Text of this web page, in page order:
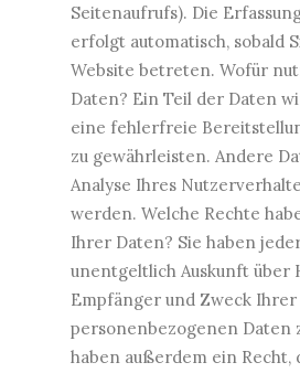
Seitenaufrufs). Die
erfolgt automatisch, sobald
Website betreten. Wofür
Daten? Ein Teil der Daten
eine fehlerfreie
zu gewährleisten. Andere
Analyse Ihres
werden. Welche Rechte
Ihrer Daten? Sie haben
unentgeltlich Auskunft über
Empfänger und Zweck
personenbezogenen Daten
haben außerdem ein Recht,